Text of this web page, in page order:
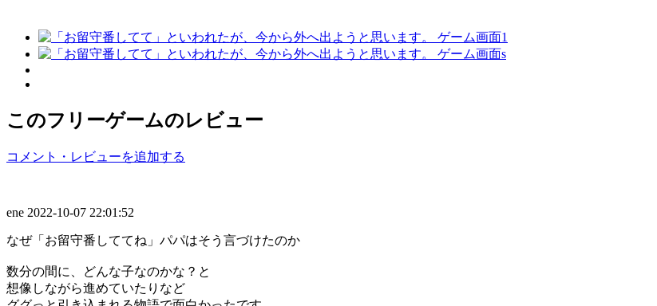
このフリーゲームのレビュー
コメント・レビューを追加する
ene 2022-10-07 22:01:52
なぜ「お留守番しててね」パパはそう言づけたのか
数分の間に、どんな子なのかな？と
想像しながら進めていたりなど